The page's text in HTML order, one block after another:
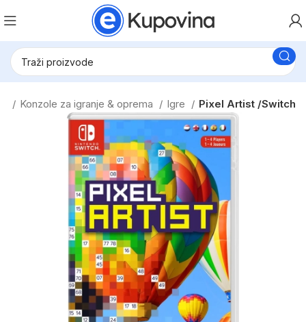
Konzole za igranje & oprema Igre Pixel Artist /Switch